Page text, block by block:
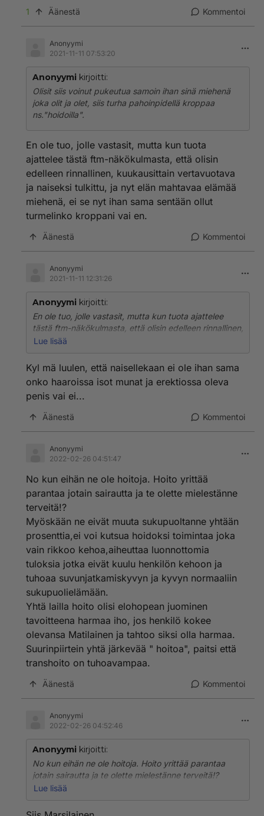
1 Äänestä Kommentoi
Anonyymi
2021-11-11 07:53:20
Anonyymi kirjoitti:
Olisit siis voinut pukeutua samoin ihan sinä miehenä
joka olit ja olet, siis turha pahoinpidellä kroppaa
ns."hoidoilla".
En ole tuo, jolle vastasit, mutta kun tuota
ajattelee tästä ftm-näkökulmasta, että olisin
edelleen rinnallinen, kuukausittain vertavuotava
ja naiseksi tulkittu, ja nyt elän mahtavaa elämää
miehenä, ei se nyt ihan sama sentään ollut
turmelinko kroppani vai en.
Äänestä Kommentoi
Anonyymi
2021-11-11 12:31:26
Anonyymi kirjoitti:
En ole tuo, jolle vastasit, mutta kun tuota ajattelee
tästä ftm-näkökulmasta, että olisin edelleen rinnallinen,
kuukausittain vertavuotava ja naiseksi tulkittu, ja nyt
sentään ollut turmelinko kroppani vai en.
Lue lisää
Kyl mä luulen, että naisellekaan ei ole ihan sama
onko haaroissa isot munat ja erektiossa oleva
penis vai ei...
Äänestä Kommentoi
Anonyymi
2022-02-26 04:51:47
No kun eihän ne ole hoitoja. Hoito yrittää
parantaa jotain sairautta ja te olette mielestänne
terveitä!?
Myöskään ne eivät muuta sukupuoltanne yhtään
prosenttia,ei voi kutsua hoidoksi toimintaa joka
vain rikkoo kehoa,aiheuttaa luonnottomia
tuloksia jotka eivät kuulu henkilön kehoon ja
tuhoaa suvunjatkamiskyvyn ja kyvyn normaaliin
sukupuolielämään.
Yhtä lailla hoito olisi elohopean juominen
tavoitteena harmaa iho, jos henkilö kokee
olevansa Matilainen ja tahtoo siksi olla harmaa.
Suurinpiirtein yhtä järkevää " hoitoa", paitsi että
transhoito on tuhoavampaa.
Äänestä Kommentoi
Anonyymi
2022-02-26 04:52:46
Anonyymi kirjoitti:
No kun eihän ne ole hoitoja. Hoito yrittää parantaa
jotain sairautta ja te olette mielestänne terveitä!?
Myöskään ne eivät muuta sukupuoltanne yhtään
rikkoo kehoa,aiheuttaa luonnottomia tuloksia jotka
Lue lisää